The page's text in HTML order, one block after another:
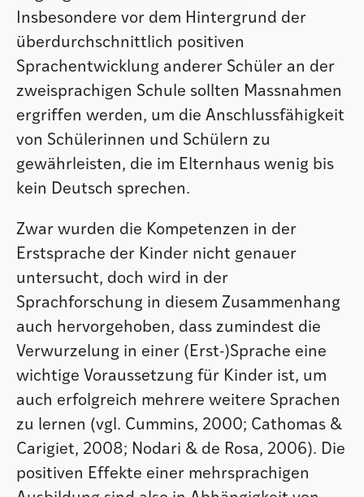
Insbesondere vor dem Hintergrund der
überdurchschnittlich positiven
Sprachentwicklung anderer Schüler an der
zweisprachigen Schule sollten Massnahmen
ergriffen werden, um die Anschlussfähigkeit
von Schülerinnen und Schülern zu
gewährleisten, die im Elternhaus wenig bis
kein Deutsch sprechen.
Zwar wurden die Kompetenzen in der
Erstsprache der Kinder nicht genauer
untersucht, doch wird in der
Sprachforschung in diesem Zusammenhang
auch hervorgehoben, dass zumindest die
Verwurzelung in einer (Erst-)Sprache eine
wichtige Voraussetzung für Kinder ist, um
auch erfolgreich mehrere weitere Sprachen
zu lernen (vgl. Cummins, 2000; Cathomas &
Carigiet, 2008; Nodari & de Rosa, 2006). Die
positiven Effekte einer mehrsprachigen